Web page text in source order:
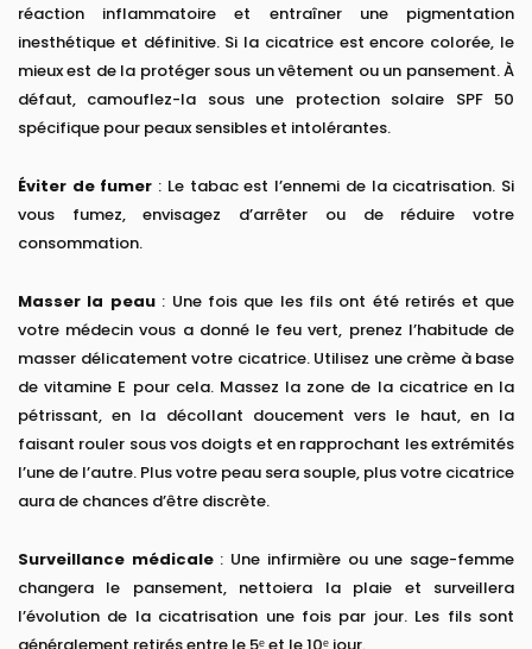
réaction inflammatoire et entraîner une pigmentation
inesthétique et définitive. Si la cicatrice est encore colorée, le
mieux est de la protéger sous un vêtement ou un pansement. À
défaut, camouflez-la sous une protection solaire SPF 50
spécifique pour peaux sensibles et intolérantes.
Éviter de fumer : Le tabac est l’ennemi de la cicatrisation. Si
vous fumez, envisagez d’arrêter ou de réduire votre
consommation.
Masser la peau: Une fois que les fils ont été retirés et que
votre médecin vous a donné le feu vert, prenez l’habitude de
masser délicatement votre cicatrice. Utilisez une crème à base
de vitamine E pour cela. Massez la zone de la cicatrice en la
pétrissant, en la décollant doucement vers le haut, en la
faisant rouler sous vos doigts et en rapprochant les extrémités
l’une de l’autre. Plus votre peau sera souple, plus votre cicatrice
aura de chances d’être discrète.
Surveillance médicale: Une infirmière ou une sage-femme
changera le pansement, nettoiera la plaie et surveillera
l’évolution de la cicatrisation une fois par jour. Les fils sont